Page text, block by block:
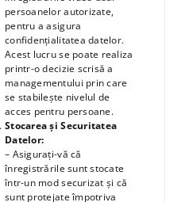
persoanelor autorizate,
pentru a asigura
confidențialitatea datelor.
Acest lucru se poate realiza
printr-o decizie scrisă a
managementului prin care
se stabilește nivelul de
acces pentru persoane.
Stocarea și Securitatea
Datelor:
– Asigurați-vă că
înregistrările sunt stocate
într-un mod securizat și că
sunt protejate împotriva